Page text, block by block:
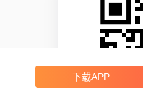
下载APP